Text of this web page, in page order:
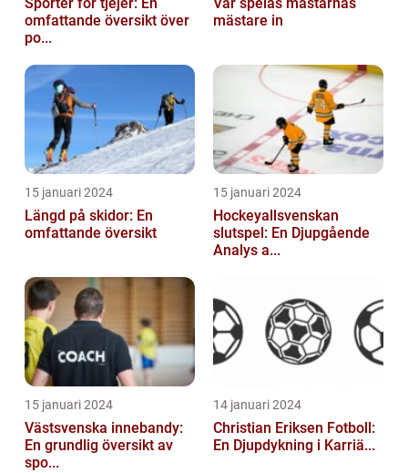
omfattande översikt över
po...
mästare in
15 januari 2024
Längd på skidor: En
omfattande översikt
15 januari 2024
Hockeyallsvenskan
slutspel: En Djupgående
Analys a...
15 januari 2024
Västsvenska innebandy:
En grundlig översikt av
spo...
14 januari 2024
Christian Eriksen Fotboll:
En Djupdykning i Karriä...